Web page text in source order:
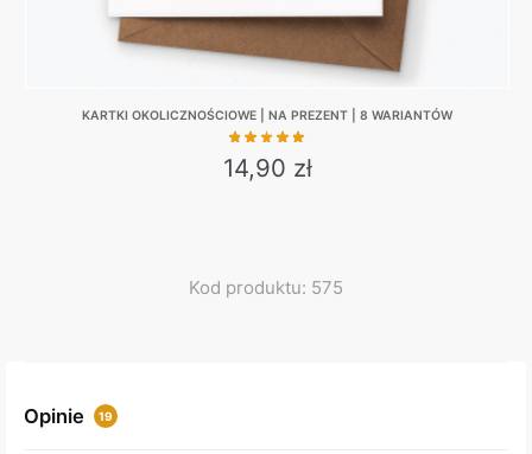
KARTKI OKOLICZNOŚCIOWE | NA PREZENT | 8 WARIANTÓW
14,90 zł
multiple
Kod produktu: 575
Opinie 19